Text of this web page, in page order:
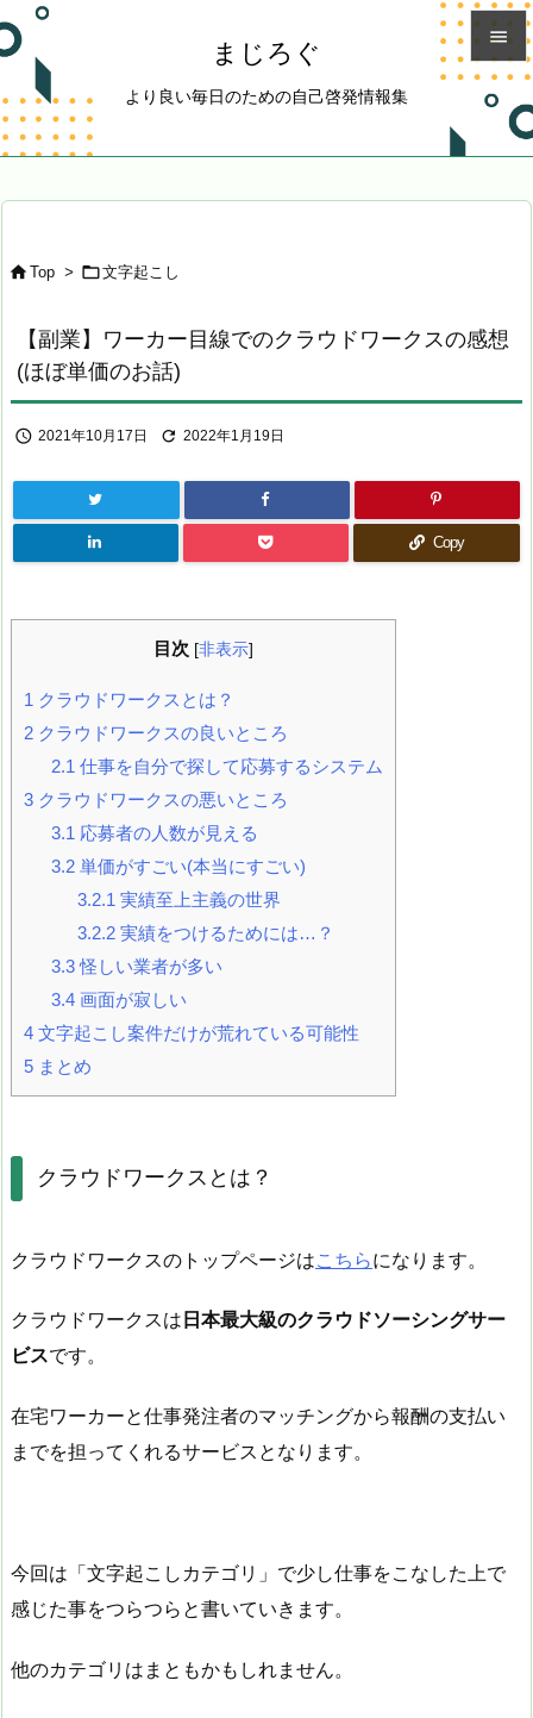
まじろぐ
より良い毎日のための自己啓発情報集


メニュ


検索
Top > 文字起こし
【副業】ワーカー目線でのクラウドワークスの感想
(ほぼ単価のお話)
 2021年10月17日  2022年1月19日
Copy
目次 [非表示]
1 クラウドワークスとは？
2 クラウドワークスの良いところ
2.1 仕事を自分で探して応募するシステム
3 クラウドワークスの悪いところ
3.1 応募者の人数が見える
3.2単価がすごい(本当にすごい)
3.2.1 実績至上主義の世界
3.2.2 実績をつけるためには…？
3.3怪しい業者が多い
3.4画面が寂しい
4 文字起こし案件だけが荒れている可能性
5 まとめ
クラウドワークスとは？
クラウドワークスのトップページはこちらになります。
クラウドワークスは 日本最大級のクラウドソーシングサー
ビスです。
在宅ワーカーと仕事発注者のマッチングから報酬の支払い
までを担ってくれるサービスとなります。
今回は「文字起こしカテゴリ」で少し仕事をこなした上で
感じた事をつらつらと書いていきます。
他のカテゴリはまともかもしれません。